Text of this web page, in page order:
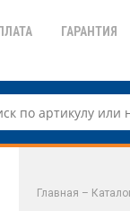
ГАРАНТИЯ
Главная –